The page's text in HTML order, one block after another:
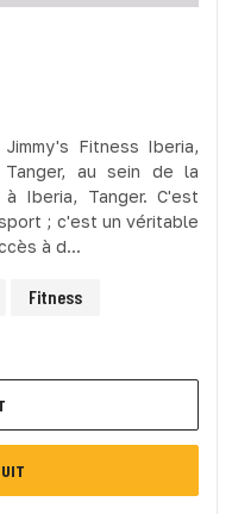
Fitness Iberia,
au sein de la
Iberia, Tanger. C'est
; c'est un véritable
à d...
Fitness